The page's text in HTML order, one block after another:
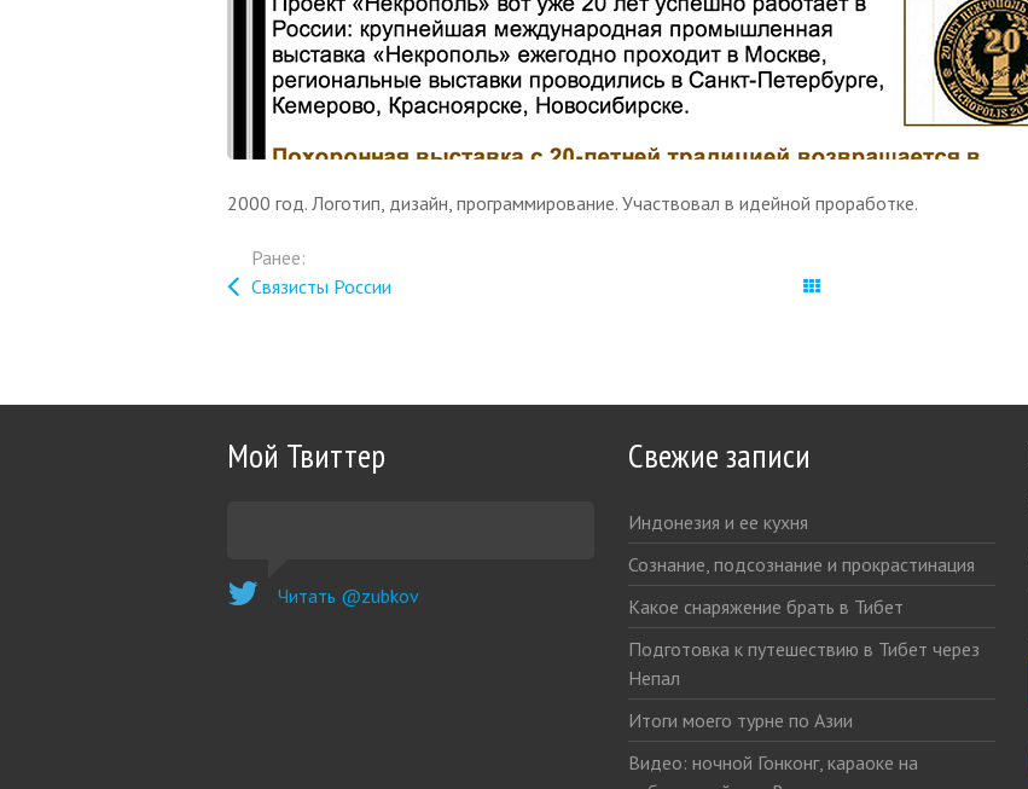
2000 год. Логотип, дизайн, программирование. Участвовал в идейной проработке.
Ранее:
Связисты России
Мой Твиттер
Читать @zubkov
Свежие записи
Индонезия и ее кухня
Сознание, подсознание и прокрастинация
Какое снаряжение брать в Тибет
Подготовка к путешествию в Тибет через
Непал
Итоги моего турне по Азии
Видео: ночной Гонконг, караоке на